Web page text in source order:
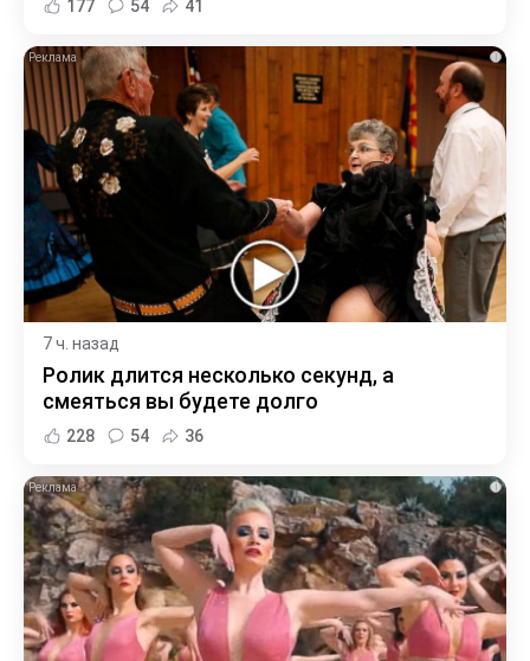
177 54 41
i
7 ч. назад
Ролик длится несколько секунд, а
смеяться вы будете долго
228 54 36
i